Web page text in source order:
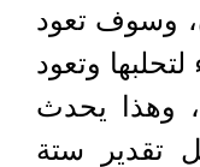
وسوف تعود
وتعود
وهذا يحدث
تقدير ستة